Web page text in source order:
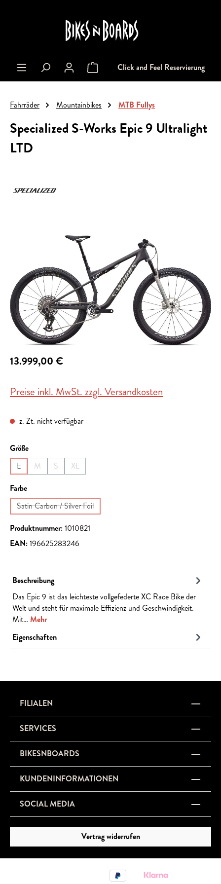
Warenkorb enthält 0 Positionen. Der
Click and Feel Reservierung
Fahrräder Mountainbikes MTB Fullys
Specialized S-Works Epic 9 Ultralight
LTD
Bildergalerie überspringen
13.999,00 €
Preise inkl. MwSt. zzgl. Versandkosten
z. Zt. nicht verfügbar
Größeauswählen
L
(Diese Option ist zurzeit nicht verfügbar.)
M
(Diese Option ist zurzeit nicht verfügbar.)
S
(Diese Option ist zurzeit nicht verfügbar.)
XL
(Diese Option ist zurzeit nicht verfügbar.)
Farbeauswählen
Satin Carbon / Silver Foil
(Diese Option ist zurzeit nicht verfügbar.)
Produktnummer:1010821
EAN:196625283246
Beschreibung
Das Epic 9 ist das leichteste vollgefederte XC Race Bike der
Welt und steht für maximale Effizienz und Geschwindigkeit.
Mit… Mehr
Eigenschaften
FILIALEN
SERVICES
BIKESNBOARDS
KUNDENINFORMATIONEN
SOCIAL MEDIA
Vertrag widerrufen